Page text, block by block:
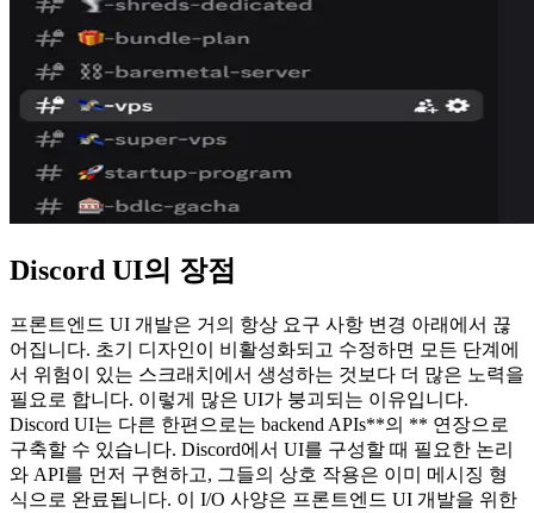
Discord UI의 장점
프론트엔드 UI 개발은 거의 항상 요구 사항 변경 아래에서 끊
어집니다. 초기 디자인이 비활성화되고 수정하면 모든 단계에
서 위험이 있는 스크래치에서 생성하는 것보다 더 많은 노력을
필요로 합니다. 이렇게 많은 UI가 붕괴되는 이유입니다.
Discord UI는 다른 한편으로는 backend APIs**의 ** 연장으로
구축할 수 있습니다. Discord에서 UI를 구성할 때 필요한 논리
와 API를 먼저 구현하고, 그들의 상호 작용은 이미 메시징 형
식으로 완료됩니다. 이 I/O 사양은 프론트엔드 UI 개발을 위한